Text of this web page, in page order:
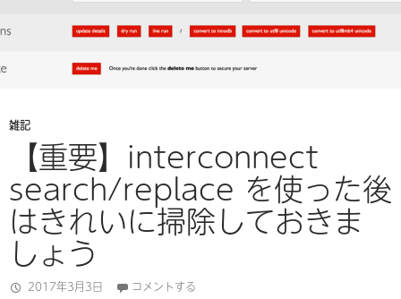
雑記
【重要】interconnect
search/replace を使った後
はきれいに掃除しておきま
しょう
2017年3月3日 コメントする